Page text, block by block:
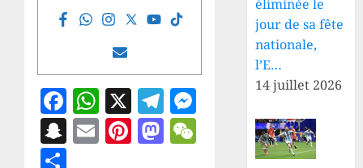
Facebook
WhatsApp
X Telegram
Messenger
Snapchat
EmailPinterest
Mastodon
WeChat
éliminée le
jour de sa fête
nationale,
l’E…
14 juillet 2026